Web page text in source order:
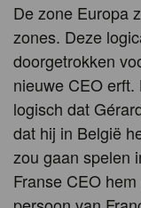
De zone Europa
zones. Deze
doorgetrokken
nieuwe CEO
logisch dat
dat hij in België
zou gaan spelen
Franse CEO